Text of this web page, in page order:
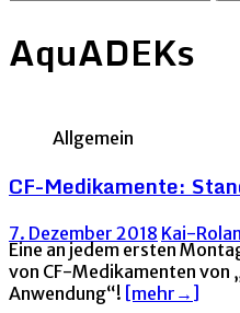
AquADEKs
Allgemein
CF-Medikamente:
7. Dezember 2018 Kai-
Eine an jedem ersten
von CF-Medikamenten von
Anwendung“! [mehr→]